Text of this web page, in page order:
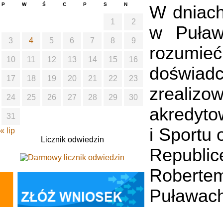
W
w
i Sportu
P W Ś C P S N
1 2
3 4 5 6 7 8 9
10 11 12 13 14 15 16
17 18 19 20 21 22 23
24 25 26 27 28 29 30
31
« lip
Licznik odwiedzin